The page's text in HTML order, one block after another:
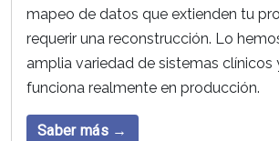
mapeo de datos que extienden tu
requerir una reconstrucción. Lo
amplia variedad de sistemas clínicos
funciona realmente en producción.
Saber más →